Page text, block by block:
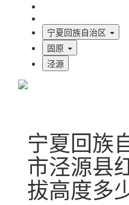
宁夏回族自治区
固原
泾源
宁夏回族
市泾源县
拔高度多